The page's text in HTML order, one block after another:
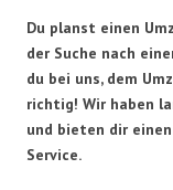
Du planst einen
der Suche nach
du bei uns, dem
richtig! Wir haben
und bieten dir
Service.